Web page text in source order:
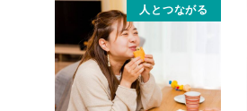
人とつながる